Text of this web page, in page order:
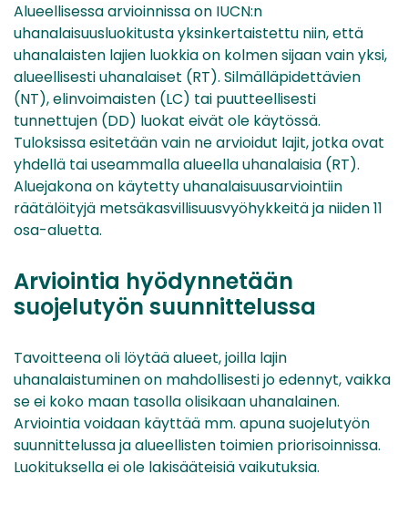
Alueellisessa arvioinnissa on IUCN:n
uhanalaisuusluokitusta yksinkertaistettu niin, että
uhanalaisten lajien luokkia on kolmen sijaan vain yksi,
alueellisesti uhanalaiset (RT). Silmälläpidettävien
(NT), elinvoimaisten (LC) tai puutteellisesti
tunnettujen (DD) luokat eivät ole käytössä.
Tuloksissa esitetään vain ne arvioidut lajit, jotka ovat
yhdellä tai useammalla alueella uhanalaisia (RT).
Aluejakona on käytetty uhanalaisuusarviointiin
räätälöityjä metsäkasvillisuusvyöhykkeitä ja niiden 11
osa-aluetta.
Arviointia hyödynnetään
suojelutyön suunnittelussa
Tavoitteena oli löytää alueet, joilla lajin
uhanalaistuminen on mahdollisesti jo edennyt, vaikka
se ei koko maan tasolla olisikaan uhanalainen.
Arviointia voidaan käyttää mm. apuna suojelutyön
suunnittelussa ja alueellisten toimien priorisoinnissa.
Luokituksella ei ole lakisääteisiä vaikutuksia.